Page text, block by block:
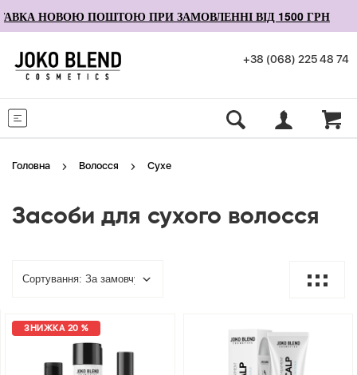
НОВОЮ ПОШТОЮ ПРИ ЗАМОВЛЕННІ ВІД 1500 ГРН
+38 (068) 225 48 74
Головна Волосся Сухе
Засоби для сухого волосся
ЗНИЖКА 20 %